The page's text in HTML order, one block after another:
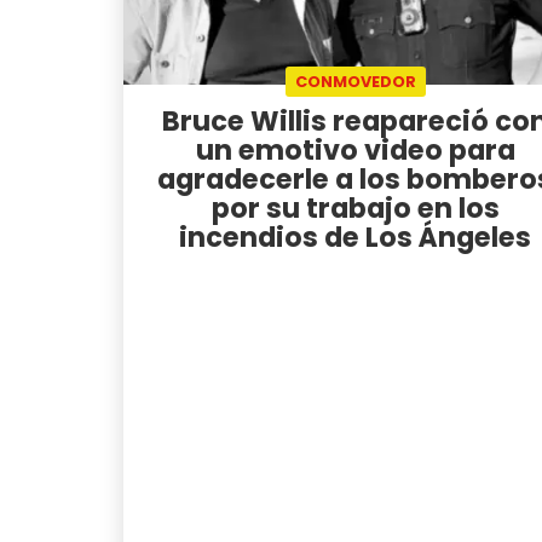
CONMOVEDOR
Bruce Willis reapareció
un emotivo video para
agradecerle a los
por su trabajo en los
incendios de Los Ángeles